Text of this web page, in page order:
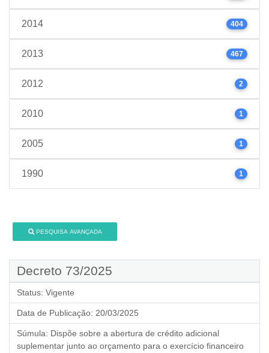
2014 404
2013 467
2012 2
2010 1
2005 1
1990 1
PESQUISA AVANÇADA
Decreto 73/2025
Status: Vigente
Data de Publicação: 20/03/2025
Súmula: Dispõe sobre a abertura de crédito adicional
suplementar junto ao orçamento para o exercício financeiro